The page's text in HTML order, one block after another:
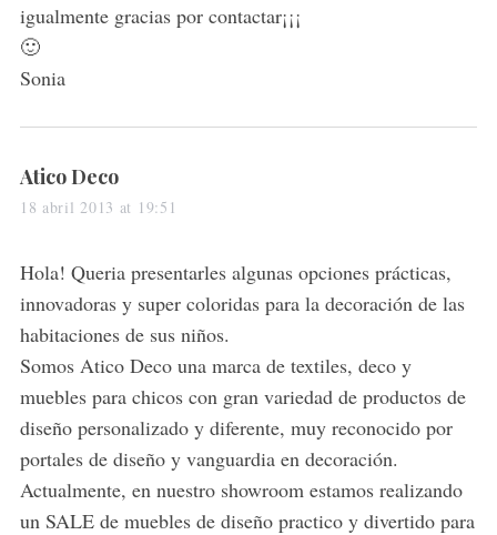
igualmente gracias por contactar¡¡¡
🙂
Sonia
s
a
s
:
Atico Deco
18 abril 2013 at 19:51
Hola! Queria presentarles algunas opciones prácticas,
innovadoras y super coloridas para la decoración de las
habitaciones de sus niños.
Somos Atico Deco una marca de textiles, deco y
muebles para chicos con gran variedad de productos de
diseño personalizado y diferente, muy reconocido por
portales de diseño y vanguardia en decoración.
Actualmente, en nuestro showroom estamos realizando
un SALE de muebles de diseño practico y divertido para